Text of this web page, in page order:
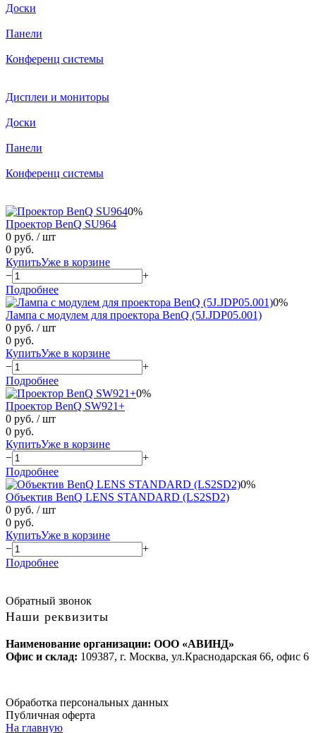
Доски
Панели
Конференц системы
Дисплеи и мониторы
Доски
Панели
Конференц системы
0%
Проектор BenQ SU964
0 руб. / шт
0 руб.
КупитьУже в корзине
−
+
Подробнее
0%
Лампа с модулем для проектора BenQ (5J.JDP05.001)
0 руб. / шт
0 руб.
КупитьУже в корзине
−
+
Подробнее
0%
Проектор BenQ SW921+
0 руб. / шт
0 руб.
КупитьУже в корзине
−
+
Подробнее
0%
Объектив BenQ LENS STANDARD (LS2SD2)
0 руб. / шт
0 руб.
КупитьУже в корзине
−
+
Подробнее
Обратный звонок
Наши реквизиты
Наименование организации: ООО «АВИНД»
Офис и склад: 109387, г. Москва, ул.Краснодарская 66, офис 6
Обработка персональных данных
Публичная оферта
На главную